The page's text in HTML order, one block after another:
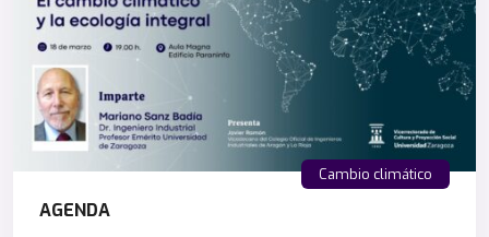
Cambio climático
AGENDA